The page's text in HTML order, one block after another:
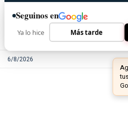
6/8/2026
Seguinos en
Ya lo hice Más tarde